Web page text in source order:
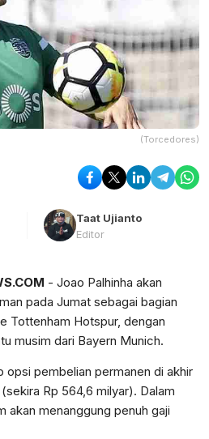
(Torcedores)
Taat Ujianto
Editor
- Joao Palhinha akan
pada Jumat sebagai bagian
Tottenham Hotspur, dengan
musim dari Bayern Munich.
opsi pembelian permanen di akhir
Rp 564,6 milyar). Dalam
akan menanggung penuh gaji